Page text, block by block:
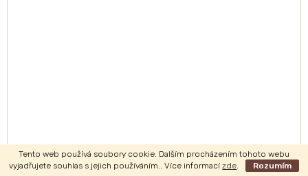
Tento web používá soubory cookie. Dalším procházením tohoto webu
vyjadřujete souhlas s jejich používáním.. Více informacízde Rozumím